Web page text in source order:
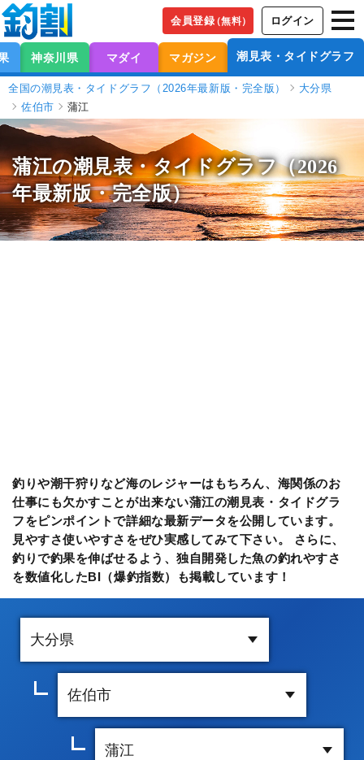
会員登録（無料） ログイン
神奈川県 マダイ マガジン 潮見表・タイドグラフ
全国の潮見表・タイドグラフ（2026年最新版・完全版）
大分県
佐伯市
蒲江
蒲江の潮見表・タイドグラフ（2026
年最新版・完全版）
釣りや潮干狩りなど海のレジャーはもちろん、海関係のお
仕事にも欠かすことが出来ない蒲江の潮見表・タイドグラ
フをピンポイントで詳細な最新データを公開しています。
見やすさ使いやすさをぜひ実感してみて下さい。 さらに、
釣りで釣果を伸ばせるよう、独自開発した魚の釣れやすさ
を数値化したBI（爆釣指数）も掲載しています！